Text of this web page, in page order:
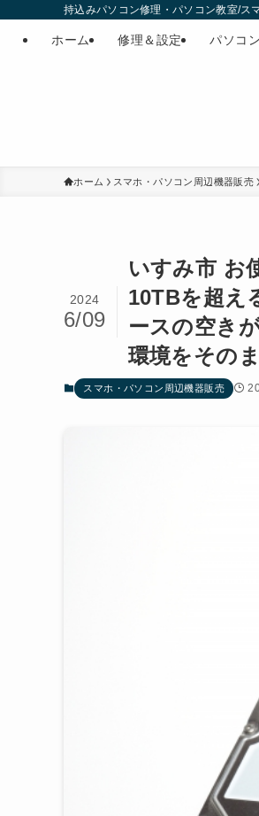
持込みパソコン修理・パソコン教室/ス
ホーム 修理＆設定 パソコ
ホーム スマホ・パソコン周辺機器販売
いすみ市 お
10TBを超え
ースの空き
環境をその
2024
6/09
スマホ・パソコン周辺機器販売